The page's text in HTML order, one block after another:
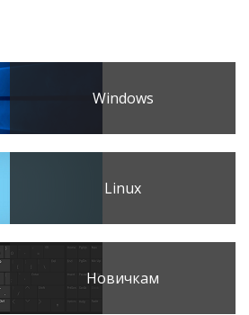
Windows
Linux
Новичкам